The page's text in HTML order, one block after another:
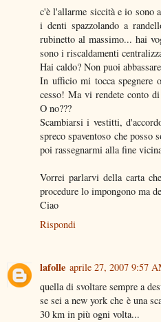
c'è l'allarme siccità e io sono
i denti spazzolando a
rubinetto al massimo... hai
sono i riscaldamenti
Hai caldo? Non puoi
In ufficio mi tocca spegnere
cesso! Ma vi rendete conto
O no???
Scambiarsi i vestitti,
spreco spaventoso che
poi rassegnarmi alla fine
Vorrei parlarvi della carta
procedure lo impongono ma
Ciao
Rispondi
lafolle aprile 27, 2007 9:57
quella di svoltare sempre a
se sei a new york che è una
30 km in più ogni volta...